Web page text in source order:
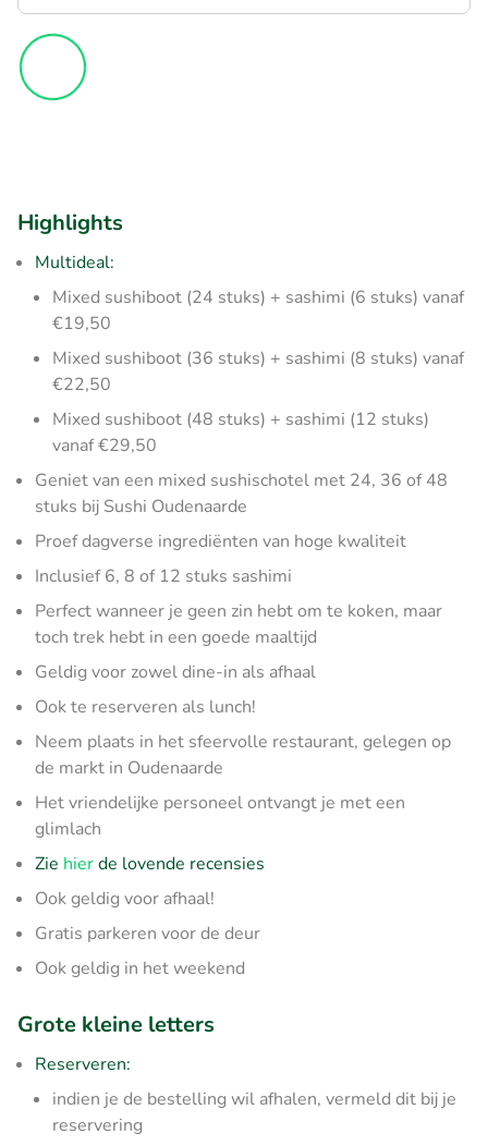
Highlights
Multideal:
Mixed sushiboot (24 stuks) + sashimi (6 stuks) vanaf
€19,50
Mixed sushiboot (36 stuks) + sashimi (8 stuks) vanaf
€22,50
Mixed sushiboot (48 stuks) + sashimi (12 stuks)
vanaf €29,50
Geniet van een mixed sushischotel met 24, 36 of 48
stuks bij Sushi Oudenaarde
Proef dagverse ingrediënten van hoge kwaliteit
Inclusief 6, 8 of 12 stuks sashimi
Perfect wanneer je geen zin hebt om te koken, maar
toch trek hebt in een goede maaltijd
Geldig voor zowel dine-in als afhaal
Ook te reserveren als lunch!
Neem plaats in het sfeervolle restaurant, gelegen op
de markt in Oudenaarde
Het vriendelijke personeel ontvangt je met een
glimlach
Zie hierde lovende recensies
Ook geldig voor afhaal!
Gratis parkeren voor de deur
Ook geldig in het weekend
Grote kleine letters
Reserveren:
indien je de bestelling wil afhalen, vermeld dit bij je
reservering